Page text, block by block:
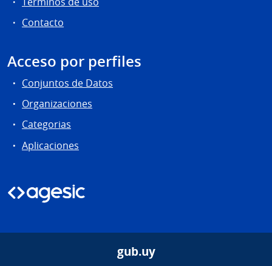
Contacto
Acceso por perfiles
Conjuntos de Datos
Organizaciones
Categorias
Aplicaciones
gub.uy